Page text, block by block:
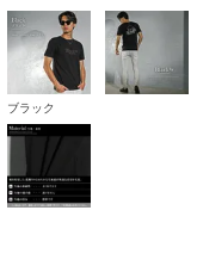
ブラック